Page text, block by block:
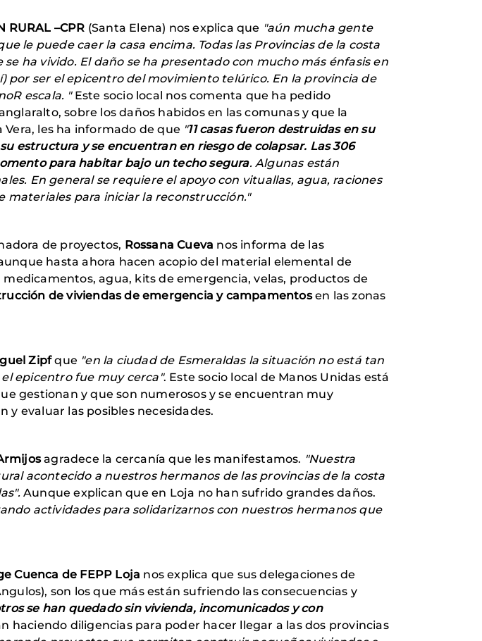
RURAL –CPR (Santa Elena) nos explica que "aún mucha gente
le puede caer la casa encima. Todas las Provincias de la costa
ha vivido. El daño se ha presentado con mucho más énfasis en
por ser el epicentro del movimiento telúrico. En la provincia de
escala. "Este socio local nos comenta que ha pedido
sobre los daños habidos en las comunas y que la
les ha informado de que "11 casas fueron destruidas en su
estructura y se encuentran en riesgo de colapsar. Las 306
para habitar bajo un techo segura. Algunas están
En general se requiere el apoyo con vituallas, agua, raciones
materiales para iniciar la reconstrucción."
de proyectos, Rossana Cueva nos informa de las
hasta ahora hacen acopio del material elemental de
agua, kits de emergencia, velas, productos de
de viviendas de emergencia y campamentosen las zonas
Zipfque "en la ciudad de Esmeraldas la situación no está tan
epicentro fue muy cerca". Este socio local de Manos Unidas está
gestionan y que son numerosos y se encuentran muy
y evaluar las posibles necesidades.
agradece la cercanía que les manifestamos. "Nuestra
acontecido a nuestros hermanos de las provincias de la costa
Aunque explican que en Loja no han sufrido grandes daños.
actividades para solidarizarnos con nuestros hermanos que
Cuenca de FEPP Loja nos explica que sus delegaciones de
son los que más están sufriendo las consecuencias y
se han quedado sin vivienda, incomunicados y con
haciendo diligencias para poder hacer llegar a las dos provincias